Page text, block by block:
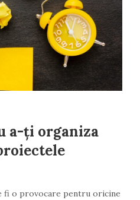
a-ți organiza
fi o provocare pentru oricine